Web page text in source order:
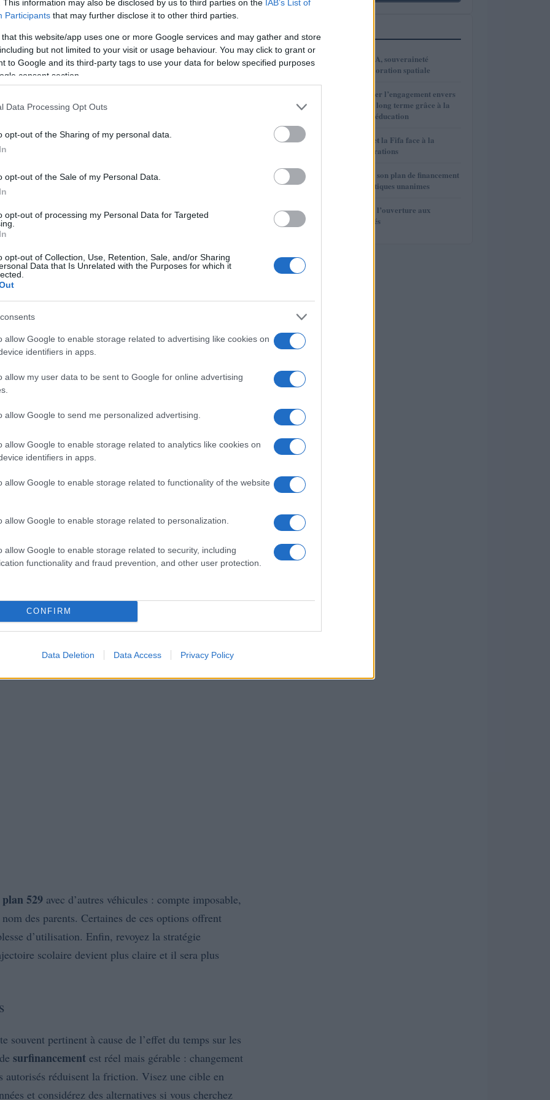
This information may also be disclosed by us to third parties on the IAB’s List of
Participants that may further disclose it to other third parties.
that this website/app uses one or more Google services and may gather and store
but not limited to your visit or usage behaviour. You may click to grant or
to Google and its third-party tags to use your data for below specified purposes
consent section.
Data Processing Opt Outs
opt-out of the Sharing of my personal data.
opt-out of the Sale of my Personal Data.
opt-out of processing my Personal Data for Targeted
opt-out of Collection, Use, Retention, Sale, and/or Sharing
Data that Is Unrelated with the Purposes for which it
allow Google to enable storage related to advertising like cookies on
identifiers in apps.
allow my user data to be sent to Google for online advertising
allow Google to send me personalized advertising.
allow Google to enable storage related to analytics like cookies on
identifiers in apps.
allow Google to enable storage related to functionality of the website
allow Google to enable storage related to personalization.
allow Google to enable storage related to security, including
functionality and fraud prevention, and other user protection.
CONFIRM
Data Deletion Data Access Privacy Policy
la contrainte du surfinancement. La première
membre de la famille qui pourrait utiliser ces
option est le transfert des fonds vers unautre
non affecté à des
alternatives.
selon la législation : dépenses liées à l’école
en apprentissage et, sous conditions,
plafond déterminé. Ces possibilités réduisent le
reste essentiel de vérifier les règles applicables et
procéder à un retrait.
à placer
efficace de définir un objectif proportionnel :
? 50 %, 75 % ou 100 % ? Ensuite, estimez le coût
vs privé) et appliquez une hypothèse d’inflation
un plan d’épargne mensuelleréaliste. Grâce à ce
: augmenter si l’objectif semble lointain ou
suffisante.
plan 529 avec d’autres véhicules : compte imposable,
des parents. Certaines de ces options offrent
d’utilisation. Enfin, revoyez la stratégie
scolaire devient plus claire et il sera plus
souvent pertinent à cause de l’effet du temps sur les
surfinancement est réel mais gérable : changement
autorisés réduisent la friction. Visez une cible en
et considérez des alternatives si vous cherchez
1 VivaTech 2026 : IA, souveraineté
numérique et exploration spatiale
Comment renforcer l’engagement envers
l’investissement à long terme grâce à la
psychologie et à l’éducation
3
Gianni Infantino et la Fifa face à la
rébellion des fédérations
4
La Fifa renonce à son plan de financement
privé face aux critiques unanimes
5
La Fifa renonce à l’ouverture aux
investisseurs privés